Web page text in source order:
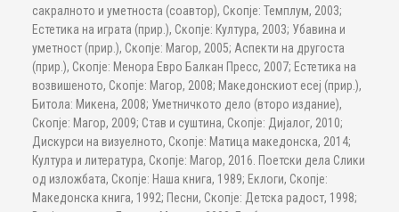
сакралното и уметноста (соавтор), Скопје: Темплум, 2003;
Естетика на играта (прир.), Скопје: Култура, 2003; Убавина и
уметност (прир.), Скопје: Магор, 2005; Аспекти на другоста
(прир.), Скопје: Менора Евро Балкан Пресс, 2007; Естетика на
возвишеното, Скопје: Магор, 2008; Македонскиот есеј (прир.),
Битола: Микена, 2008; Уметничкото дело (второ издание),
Скопје: Магор, 2009; Став и суштина, Скопје: Дијалог, 2010;
Дискурси на визуелното, Скопје: Матица македонска, 2014;
Култура и литература, Скопје: Магор, 2016. Поетски дела Слики
од изложбата, Скопје: Наша книга, 1989; Еклоги, Скопје:
Македонска книга, 1992; Песни, Скопје: Детска радост, 1998;